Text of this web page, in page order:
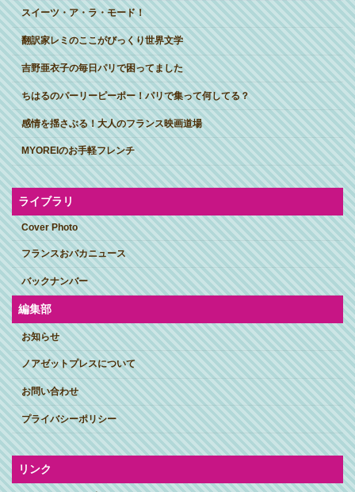
スイーツ・ア・ラ・モード！
翻訳家レミのここがびっくり世界文学
吉野亜衣子の毎日パリで困ってました
ちはるのパーリーピーポー！パリで集って何してる？
感情を揺さぶる！大人のフランス映画道場
MYOREIのお手軽フレンチ
ライブラリ
Cover Photo
フランスおバカニュース
バックナンバー
編集部
お知らせ
ノアゼットプレスについて
お問い合わせ
プライバシーポリシー
リンク